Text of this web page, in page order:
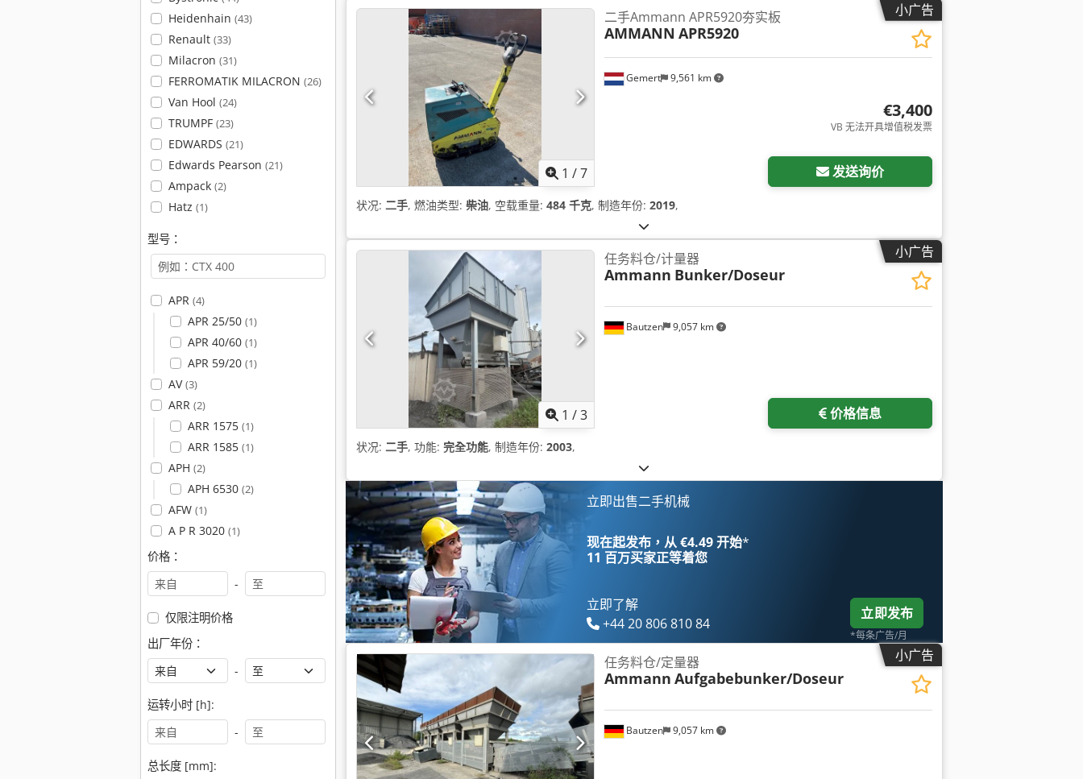
Heidenhain (43)
Renault (33)
Milacron (31)
FERROMATIK MILACRON (26)
Van Hool (24)
TRUMPF (23)
EDWARDS (21)
Edwards Pearson (21)
Ampack (2)
Hatz (1)
型号：
APR (4)
APR 25/50 (1)
APR 40/60 (1)
APR 59/20 (1)
AV(3)
ARR (2)
ARR 1575 (1)
ARR 1585 (1)
APH (2)
APH 6530 (2)
AFW (1)
A P R 3020 (1)
价格：
-
仅限注明价格
出厂年份：
-
运转小时 [h]:
-
总长度 [mm]:
小广告
1 /7
Gemert 9,561 km
二手Ammann APR5920夯实板
AMMANN APR5920
€3,400
VB 无法开具增值税发票
发送询价
状况: 二手, 燃油类型: 柴油, 空载重量: 484 千克, 制造年份: 2019,
小广告
1 /3
Bautzen 9,057 km
任务料仓/计量器
Ammann Bunker/Doseur
价格信息
状况: 二手, 功能: 完全功能, 制造年份: 2003,
立即出售二手机械
现在起发布，从 €4.49 开始*
11 百万买家正等着您
立即了解
+44 20 806 810 84
立即发布
*每条广告/月
小广告
Bautzen 9,057 km
任务料仓/定量器
Ammann Aufgabebunker/Doseur